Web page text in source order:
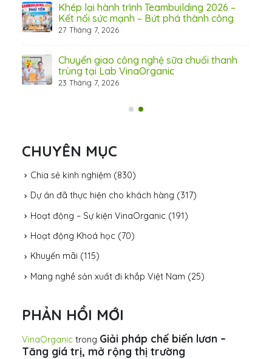
Khép lại hành trình Teambuilding 2026 –
Kết nối sức mạnh – Bứt phá thành công
27 Tháng 7, 2026
Chuyển giao công nghệ sữa chuối thanh
trùng tại Lab VinaOrganic
23 Tháng 7, 2026
CHUYÊN MỤC
Chia sẻ kinh nghiệm (830)
Dự án đã thực hiện cho khách hàng (317)
Hoạt động – Sự kiện VinaOrganic (191)
Hoạt động Khoá học (70)
Khuyến mãi (115)
Mang nghề sản xuất đi khắp Việt Nam (25)
PHẢN HỒI MỚI
VinaOrganic trong Giải pháp chế biến lươn –
Tăng giá trị, mở rộng thị trường